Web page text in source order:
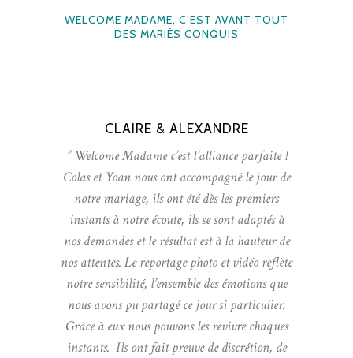
WELCOME MADAME, C’EST AVANT TOUT
DES MARIÉS CONQUIS
CLAIRE & ALEXANDRE
” Welcome Madame c’est l’alliance parfaite !
Colas et Yoan nous ont accompagné le jour de
notre mariage, ils ont été dès les premiers
instants à notre écoute, ils se sont adaptés à
nos demandes et le résultat est à la hauteur de
nos attentes. Le reportage photo et vidéo reflète
notre sensibilité, l’ensemble des émotions que
nous avons pu partagé ce jour si particulier.
Grâce à eux nous pouvons les revivre chaques
instants. Ils ont fait preuve de discrétion, de